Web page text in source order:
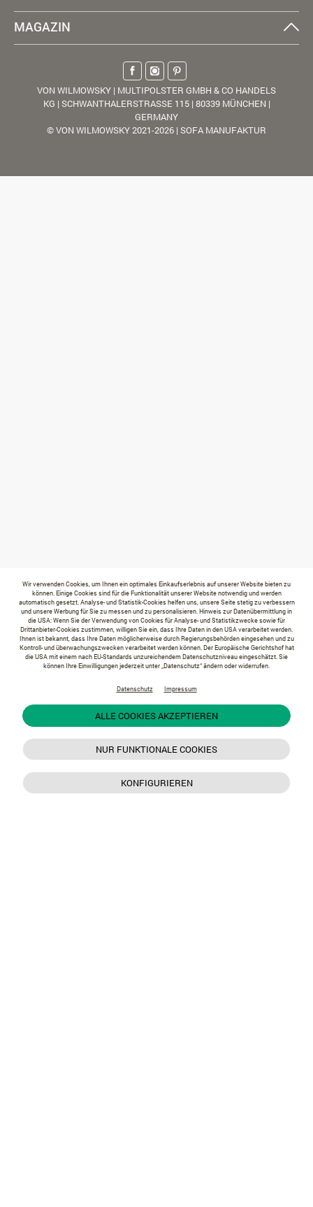
MAGAZIN
VON WILMOWSKY | MULTIPOLSTER GMBH & CO HANDELS
KG | SCHWANTHALERSTRASSE 115 | 80339 MÜNCHEN |
GERMANY
© VON WILMOWSKY 2021-2026 | SOFA MANUFAKTUR
Wir verwenden Cookies, um Ihnen ein optimales Einkaufserlebnis auf unserer Website bieten zu
können. Einige Cookies sind für die Funktionalität unserer Website notwendig und werden
automatisch gesetzt. Analyse- und Statistik-Cookies helfen uns, unsere Seite stetig zu verbessern
und unsere Werbung für Sie zu messen und zu personalisieren. Hinweis zur Datenübermittlung in
die USA: Wenn Sie der Verwendung von Cookies für Analyse- und Statistikzwecke sowie für
Drittanbieter-Cookies zustimmen, willigen Sie ein, dass Ihre Daten in den USA verarbeitet werden.
Ihnen ist bekannt, dass Ihre Daten möglicherweise durch Regierungsbehörden eingesehen und zu
Kontroll- und überwachungszwecken verarbeitet werden können. Der Europäische Gerichtshof hat
die USA mit einem nach EU-Standards unzureichendem Datenschutzniveau eingeschätzt. Sie
können Ihre Einwilligungen jederzeit unter „Datenschutz“ ändern oder widerrufen.
Datenschutz Impressum
ALLE COOKIES AKZEPTIEREN
NUR FUNKTIONALE COOKIES
KONFIGURIEREN